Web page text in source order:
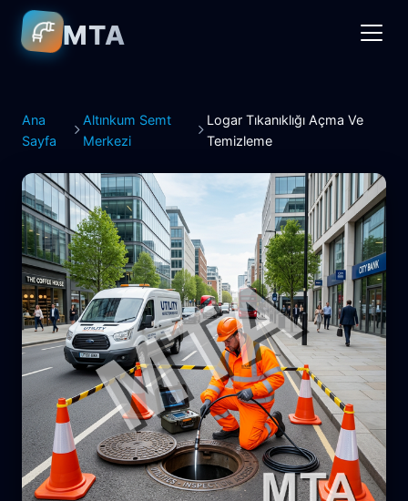
MTA
Ana
Sayfa
Altınkum Semt
Merkezi
Logar Tıkanıklığı Açma Ve
Temizleme